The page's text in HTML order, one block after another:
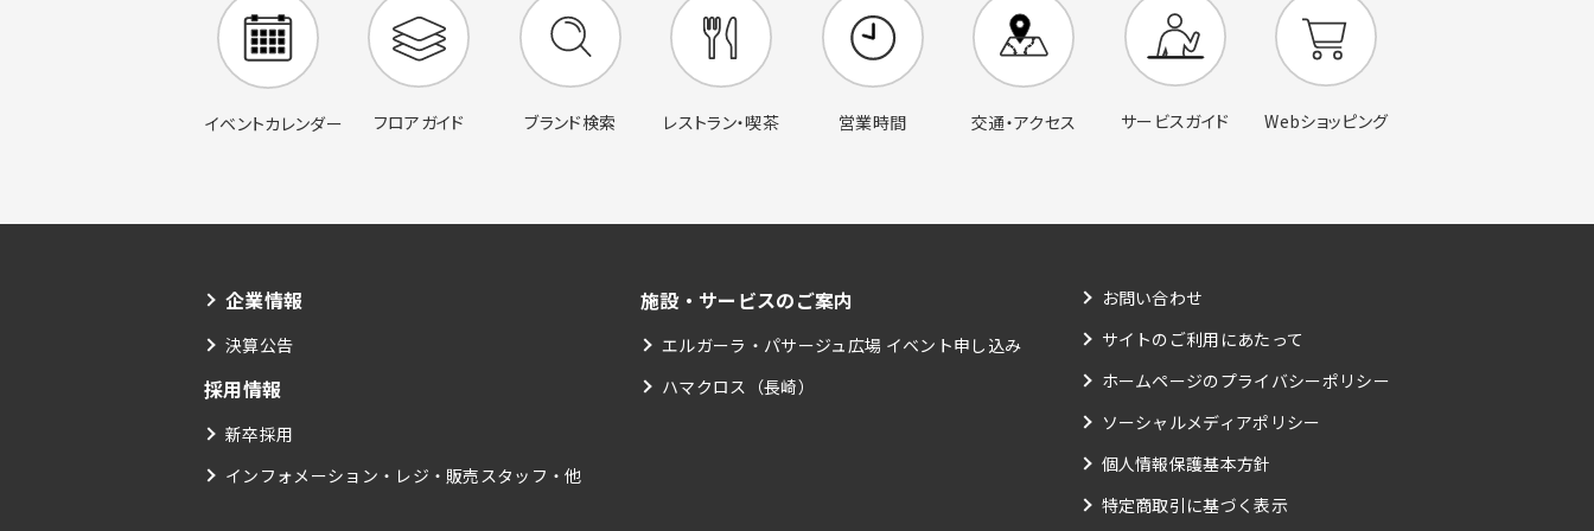
イベントカレンダー フロアガイド ブランド検索 レストラン・喫茶 営業時間 交通・アクセス サービスガイド Webショッピング
企業情報
決算公告
採用情報
新卒採用
インフォメーション・レジ・販売スタッフ・他
施設・サービスのご案内
エルガーラ・パサージュ広場 イベント申し込み
ハマクロス（長崎）
お問い合わせ
サイトのご利用にあたって
ホームページのプライバシーポリシー
ソーシャルメディアポリシー
個人情報保護基本方針
特定商取引に基づく表示